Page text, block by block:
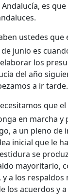
es
ustedes que
junio es
los
del año
a ir tarde.
que
en marcha y
a un pleno de
inicial que le
se
mayoritario,
y a los
los acuerdos y